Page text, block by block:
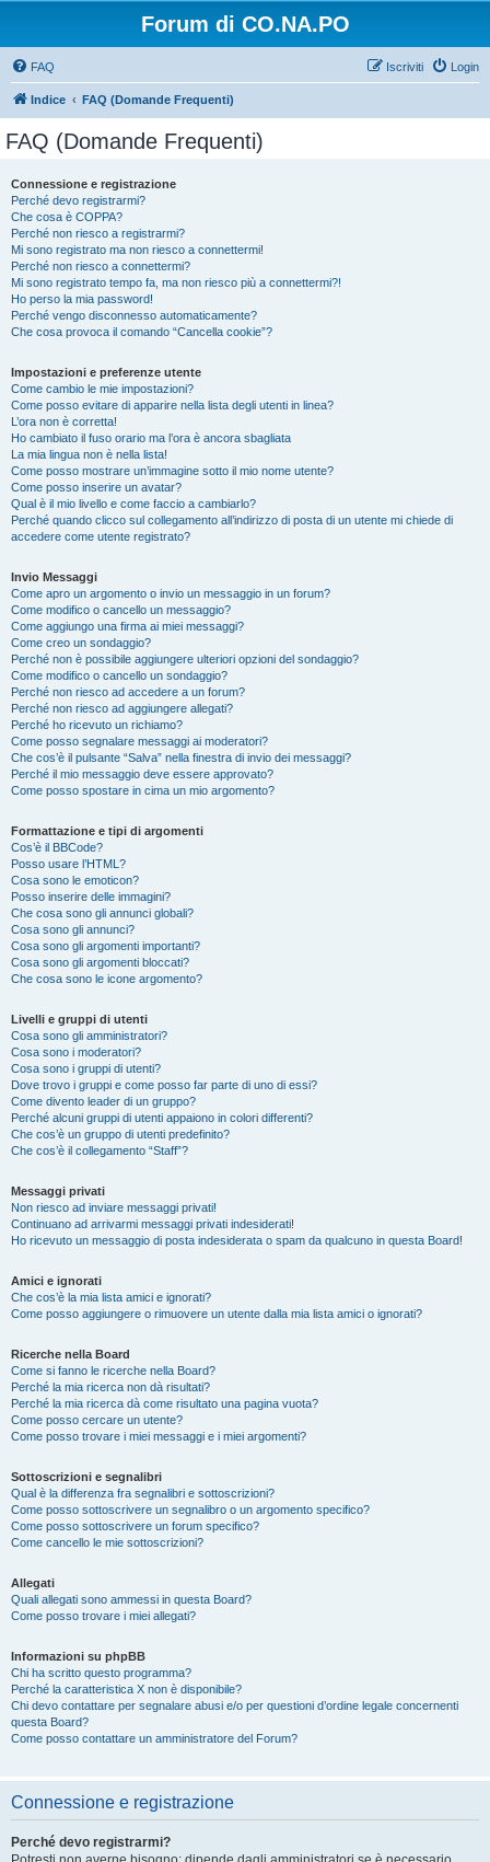
Forum di CO.NA.PO
FAQ Login
Iscriviti
Indice FAQ (Domande Frequenti)
FAQ (Domande Frequenti)
Connessione e registrazione
Perché devo registrarmi?
Che cosa è COPPA?
Perché non riesco a registrarmi?
Mi sono registrato ma non riesco a connettermi!
Perché non riesco a connettermi?
Mi sono registrato tempo fa, ma non riesco più a connettermi?!
Ho perso la mia password!
Perché vengo disconnesso automaticamente?
Che cosa provoca il comando “Cancella cookie”?
Impostazioni e preferenze utente
Come cambio le mie impostazioni?
Come posso evitare di apparire nella lista degli utenti in linea?
L’ora non è corretta!
Ho cambiato il fuso orario ma l’ora è ancora sbagliata
La mia lingua non è nella lista!
Come posso mostrare un’immagine sotto il mio nome utente?
Come posso inserire un avatar?
Qual è il mio livello e come faccio a cambiarlo?
Perché quando clicco sul collegamento all’indirizzo di posta di un utente mi chiede di
accedere come utente registrato?
Invio Messaggi
Come apro un argomento o invio un messaggio in un forum?
Come modifico o cancello un messaggio?
Come aggiungo una firma ai miei messaggi?
Come creo un sondaggio?
Perché non è possibile aggiungere ulteriori opzioni del sondaggio?
Come modifico o cancello un sondaggio?
Perché non riesco ad accedere a un forum?
Perché non riesco ad aggiungere allegati?
Perché ho ricevuto un richiamo?
Come posso segnalare messaggi ai moderatori?
Che cos’è il pulsante “Salva” nella finestra di invio dei messaggi?
Perché il mio messaggio deve essere approvato?
Come posso spostare in cima un mio argomento?
Formattazione e tipi di argomenti
Cos’è il BBCode?
Posso usare l’HTML?
Cosa sono le emoticon?
Posso inserire delle immagini?
Che cosa sono gli annunci globali?
Cosa sono gli annunci?
Cosa sono gli argomenti importanti?
Cosa sono gli argomenti bloccati?
Che cosa sono le icone argomento?
Livelli e gruppi di utenti
Cosa sono gli amministratori?
Cosa sono i moderatori?
Cosa sono i gruppi di utenti?
Dove trovo i gruppi e come posso far parte di uno di essi?
Come divento leader di un gruppo?
Perché alcuni gruppi di utenti appaiono in colori differenti?
Che cos’è un gruppo di utenti predefinito?
Che cos’è il collegamento “Staff”?
Messaggi privati
Non riesco ad inviare messaggi privati!
Continuano ad arrivarmi messaggi privati indesiderati!
Ho ricevuto un messaggio di posta indesiderata o spam da qualcuno in questa Board!
Amici e ignorati
Che cos’è la mia lista amici e ignorati?
Come posso aggiungere o rimuovere un utente dalla mia lista amici o ignorati?
Ricerche nella Board
Come si fanno le ricerche nella Board?
Perché la mia ricerca non dà risultati?
Perché la mia ricerca dà come risultato una pagina vuota?
Come posso cercare un utente?
Come posso trovare i miei messaggi e i miei argomenti?
Sottoscrizioni e segnalibri
Qual è la differenza fra segnalibri e sottoscrizioni?
Come posso sottoscrivere un segnalibro o un argomento specifico?
Come posso sottoscrivere un forum specifico?
Come cancello le mie sottoscrizioni?
Allegati
Quali allegati sono ammessi in questa Board?
Come posso trovare i miei allegati?
Informazioni su phpBB
Chi ha scritto questo programma?
Perché la caratteristica X non è disponibile?
Chi devo contattare per segnalare abusi e/o per questioni d’ordine legale concernenti
questa Board?
Come posso contattare un amministratore del Forum?
Connessione e registrazione
Perché devo registrarmi?